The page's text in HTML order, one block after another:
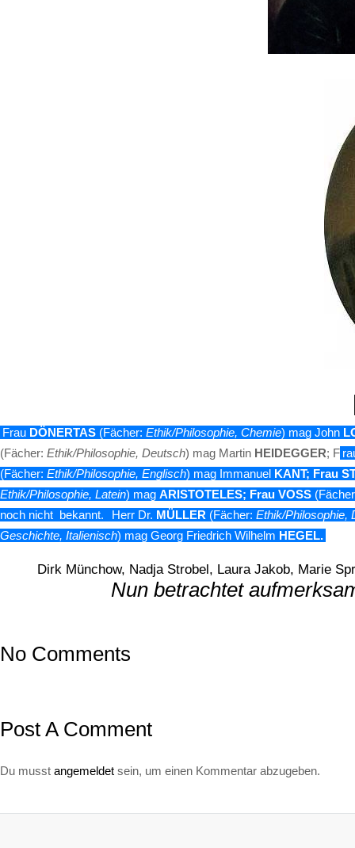
Frau DÖNERTAS (Fächer: Ethik/Philosophie, Chemie) mag John
(Fächer: Ethik/Philosophie, Deutsch) mag Martin HEIDEGGER; F
(Fächer: Ethik/Philosophie, Englisch) mag Immanuel KANT; Frau
Ethik/Philosophie, Latein) mag ARISTOTELES; Frau VOSS
noch nicht bekannt.
Herr Dr. MÜLLER (Fächer: Ethik/Philosophie,
Geschichte, Italienisch) mag Georg Friedrich Wilhelm HEGEL.
Dirk Münchow, Nadja Strobel, Laura Jakob, Marie
Nun betrachtet
No Comments
Post A Comment
Du musst angemeldet sein, um einen Kommentar abzugeben.